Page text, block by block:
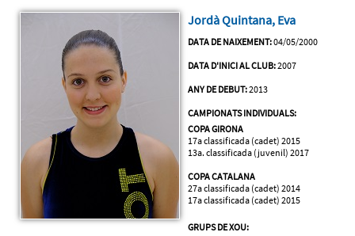
Jordà Quintana, Eva
DATA DE NAIXEMENT:04/05/2000
DATA D'INICI AL CLUB:2007
ANY DE DEBUT:2013
CAMPIONATS INDIVIDUALS:
COPA GIRONA
17a classificada (cadet) 2015
13a. classificada (juvenil) 2017
COPA CATALANA
27a classificada (cadet) 2014
17a classificada (cadet) 2015
GRUPS DE XOU: